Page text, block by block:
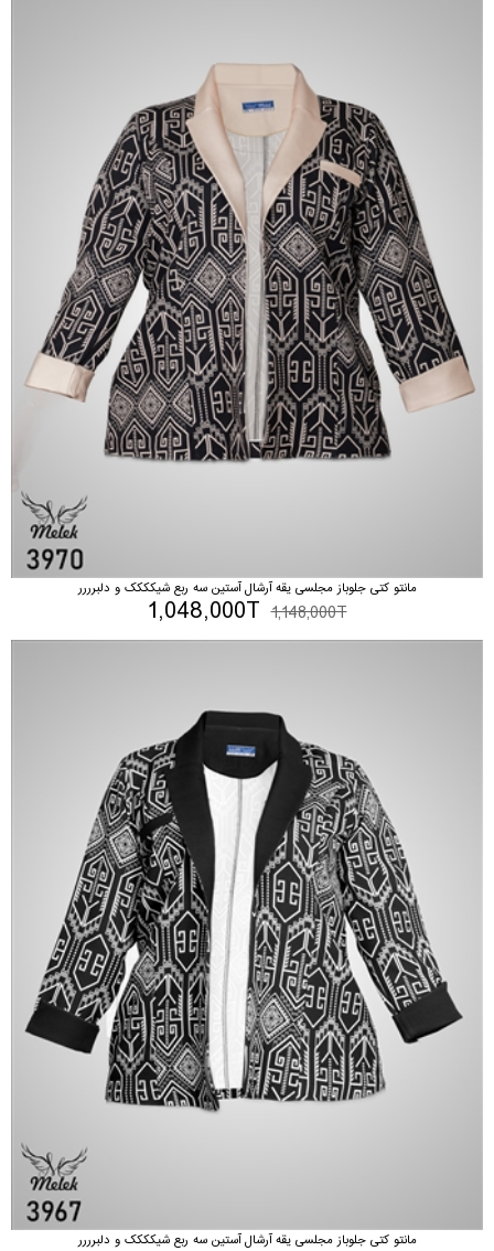
مانتو کتی جلوباز مجلسی یقه آرشال آستین سه ربع شیکککک و دلبرررر
1,148,000T
1,048,000T
مانتو کتی جلوباز مجلسی یقه آرشال آستین سه ربع شیکککک و دلبرررر